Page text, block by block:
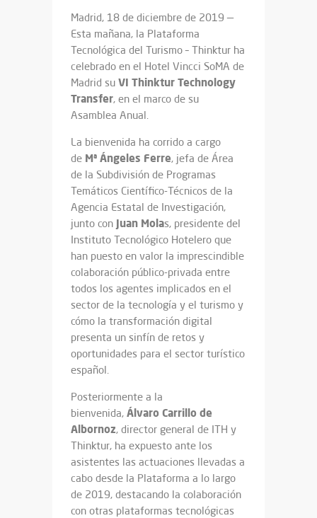
Madrid, 18 de diciembre de 2019 —
Esta mañana, la Plataforma
Tecnológica del Turismo – Thinktur ha
celebrado en el Hotel Vincci SoMA de
Madrid su VI Thinktur Technology
Transfer, en el marco de su
Asamblea Anual.
La bienvenida ha corrido a cargo
de Mª Ángeles Ferre, jefa de Área
de la Subdivisión de Programas
Temáticos Científico-Técnicos de la
Agencia Estatal de Investigación,
junto con Juan Molas, presidente del
Instituto Tecnológico Hotelero que
han puesto en valor la imprescindible
colaboración público-privada entre
todos los agentes implicados en el
sector de la tecnología y el turismo y
cómo la transformación digital
presenta un sinfín de retos y
oportunidades para el sector turístico
español.
Posteriormente a la
bienvenida, Álvaro Carrillo de
Albornoz, director general de ITH y
Thinktur, ha expuesto ante los
asistentes las actuaciones llevadas a
cabo desde la Plataforma a lo largo
de 2019, destacando la colaboración
con otras plataformas tecnológicas